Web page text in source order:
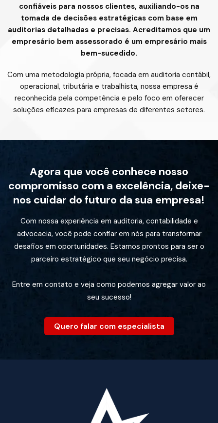
confiáveis para nossos clientes, auxiliando-os na
tomada de decisões estratégicas com base em
auditorias detalhadas e precisas. Acreditamos que um
empresário bem assessorado é um empresário mais
bem-sucedido.
Com uma metodologia própria, focada em auditoria contábil,
operacional, tributária e trabalhista, nossa empresa é
reconhecida pela competência e pelo foco em oferecer
soluções eficazes para empresas de diferentes setores.
Agora que você conhece nosso
compromisso com a excelência, deixe-
nos cuidar do futuro da sua empresa!
Com nossa experiência em auditoria, contabilidade e
advocacia, você pode confiar em nós para transformar
desafios em oportunidades. Estamos prontos para ser o
parceiro estratégico que seu negócio precisa.
Entre em contato e veja como podemos agregar valor ao
seu sucesso!
Quero falar com especialista